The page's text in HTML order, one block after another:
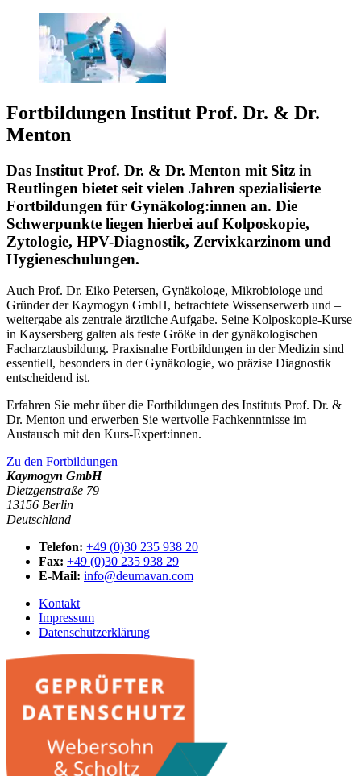
Fortbildungen Institut Prof. Dr. & Dr.
Menton
Das Institut Prof. Dr. & Dr. Menton mit Sitz in
Reutlingen bietet seit vielen Jahren spezialisierte
Fortbildungen für Gynäkolog:innen an. Die
Schwerpunkte liegen hierbei auf Kolposkopie,
Zytologie, HPV-Diagnostik, Zervixkarzinom und
Hygieneschulungen.
Auch Prof. Dr. Eiko Petersen, Gynäkologe, Mikrobiologe und
Gründer der Kaymogyn GmbH, betrachtete Wissenserwerb und –
weitergabe als zentrale ärztliche Aufgabe. Seine Kolposkopie-Kurse
in Kaysersberg galten als feste Größe in der gynäkologischen
Facharztausbildung. Praxisnahe Fortbildungen in der Medizin sind
essentiell, besonders in der Gynäkologie, wo präzise Diagnostik
entscheidend ist.
Erfahren Sie mehr über die Fortbildungen des Instituts Prof. Dr. &
Dr. Menton und erwerben Sie wertvolle Fachkenntnisse im
Austausch mit den Kurs-Expert:innen.
Zu den Fortbildungen
Kaymogyn GmbH
Dietzgenstraße 79
13156 Berlin
Deutschland
Telefon: +49 (0)30 235 938 20
Fax: +49 (0)30 235 938 29
E-Mail: info@deumavan.com
Kontakt
Impressum
Datenschutzerklärung